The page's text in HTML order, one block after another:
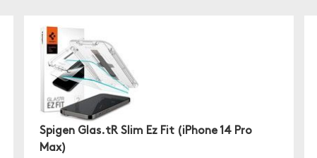
Spigen Glas.tR Slim Ez Fit (iPhone 14 Pro
Max)